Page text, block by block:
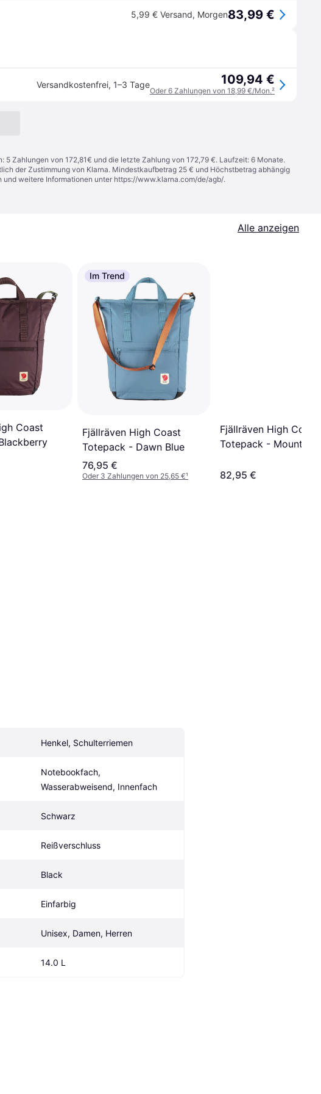
5,99 € Versand, Morgen83,99 €
Versandkostenfrei, 1–3 Tage 109,94 €
Oder 6 Zahlungen von 18,99 €/Mon.²
Zahlungen von 172,81€ und die letzte Zahlung von 172,79 €. Laufzeit: 6 Monate.
der Zustimmung von Klarna. Mindestkaufbetrag 25 € und Höchstbetrag abhängig
und weitere Informationen unter https://www.klarna.com/de/agb/.
Alle anzeigen
Coast
Im Trend
Fjällräven High Coast
Totepack - Dawn Blue
76,95 €
Oder 3 Zahlungen von 25,65 €¹
Fjällräven High Coast
Totepack - Mountain
82,95 €
Henkel, Schulterriemen
Notebookfach,
Wasserabweisend, Innenfach
Schwarz
Reißverschluss
Black
Einfarbig
Unisex, Damen, Herren
14.0 L